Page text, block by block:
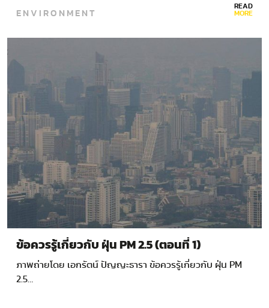
ENVIRONMENT READ
MORE
ข้อควรรู้เกี่ยวกับ ฝุ่น PM 2.5 (ตอนที่ 1)
ภาพถ่ายโดย เอกรัตน์ ปัญญะธารา ข้อควรรู้เกี่ยวกับ ฝุ่น PM
2.5…